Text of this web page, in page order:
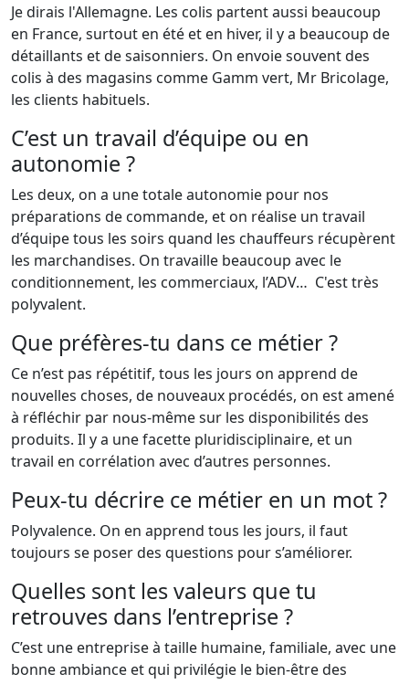
Je dirais l'Allemagne. Les colis partent aussi beaucoup
en France, surtout en été et en hiver, il y a beaucoup de
détaillants et de saisonniers. On envoie souvent des
colis à des magasins comme Gamm vert, Mr Bricolage,
les clients habituels.
C’est un travail d’équipe ou en
autonomie ?
Les deux, on a une totale autonomie pour nos
préparations de commande, et on réalise un travail
d’équipe tous les soirs quand les chauffeurs récupèrent
les marchandises. On travaille beaucoup avec le
conditionnement, les commerciaux, l’ADV… C'est très
polyvalent.
Que préfères-tu dans ce métier ?
Ce n’est pas répétitif, tous les jours on apprend de
nouvelles choses, de nouveaux procédés, on est amené
à réfléchir par nous-même sur les disponibilités des
produits. Il y a une facette pluridisciplinaire, et un
travail en corrélation avec d’autres personnes.
Peux-tu décrire ce métier en un mot ?
Polyvalence. On en apprend tous les jours, il faut
toujours se poser des questions pour s’améliorer.
Quelles sont les valeurs que tu
retrouves dans l’entreprise ?
C’est une entreprise à taille humaine, familiale, avec une
bonne ambiance et qui privilégie le bien-être des